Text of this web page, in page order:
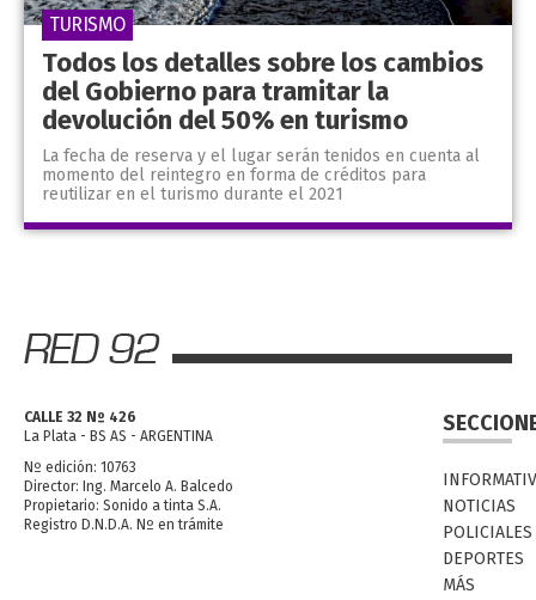
Todos los detalles sobre los cambios
del Gobierno para tramitar la
devolución del 50% en turismo
La fecha de reserva y el lugar serán tenidos en cuenta al
momento del reintegro en forma de créditos para
reutilizar en el turismo durante el 2021
TURISMO
CALLE 32 Nº 426
La Plata - BS AS - ARGENTINA
Nº edición: 10763
Director: Ing. Marcelo A. Balcedo
Propietario: Sonido a tinta S.A.
Registro D.N.D.A. Nº en trámite
NOTICIAS
POLICIALES
DEPORTES
MÁS